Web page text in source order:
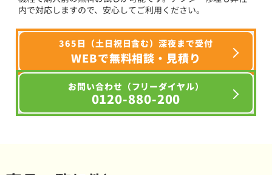
内で対応しますので、安心してご利用ください。
365日（土日祝日含む）深夜まで受付
WEBで無料相談・見積り
お問い合わせ（フリーダイヤル）
0120-880-200